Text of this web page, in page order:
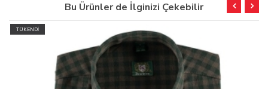
Bu Ürünler de İlginizi Çekebilir
TÜKENDİ